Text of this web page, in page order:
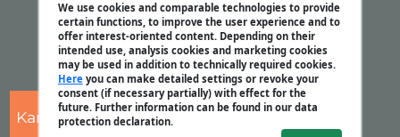
We use cookies and comparable technologies to provide
certain functions, to improve the user experience and to
offer interest-oriented content. Depending on their
intended use, analysis cookies and marketing cookies
may be used in addition to technically required cookies.
Hereyou can make detailed settings or revoke your
consent (if necessary partially) with effect for the
future. Further information can be found in our data
protection declaration.
Karsten Müller